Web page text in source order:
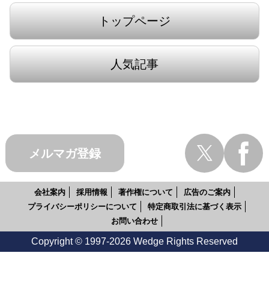
トップページ
人気記事
メルマガ登録
会社案内 採用情報 著作権について
広告のご案内
プライバシーポリシーについて
特定商取引法に基づく表示
お問い合わせ
Copyright © 1997-2026 Wedge Rights Reserved